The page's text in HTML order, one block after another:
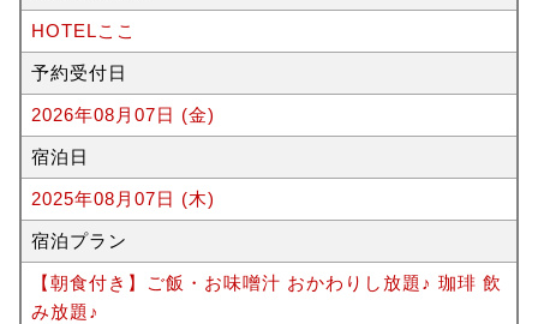
HOTELここ
予約受付日
2026年08月07日 (金)
宿泊日
2025年08月07日 (木)
宿泊プラン
【朝食付き】ご飯・お味噌汁 おかわりし放題♪ 珈琲 飲
み放題♪